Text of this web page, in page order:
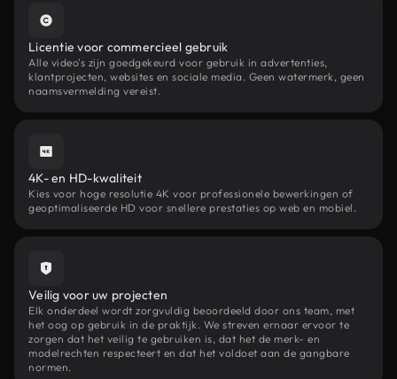
Licentie voor commercieel gebruik
Alle video's zijn goedgekeurd voor gebruik in advertenties,
klantprojecten, websites en sociale media. Geen watermerk, geen
naamsvermelding vereist.
4K- en HD-kwaliteit
Kies voor hoge resolutie 4K voor professionele bewerkingen of
geoptimaliseerde HD voor snellere prestaties op web en mobiel.
Veilig voor uw projecten
Elk onderdeel wordt zorgvuldig beoordeeld door ons team, met
het oog op gebruik in de praktijk. We streven ernaar ervoor te
zorgen dat het veilig te gebruiken is, dat het de merk- en
modelrechten respecteert en dat het voldoet aan de gangbare
normen.